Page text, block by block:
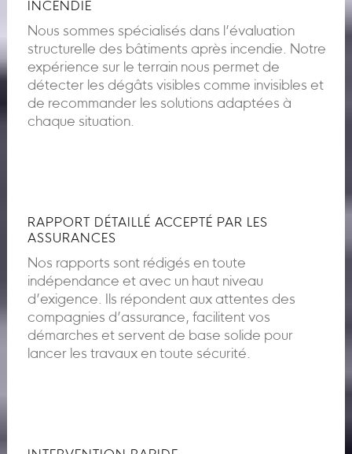
INCENDIE
Nous sommes spécialisés dans l’évaluation
structurelle des bâtiments après incendie. Notre
expérience sur le terrain nous permet de
détecter les dégâts visibles comme invisibles et
de recommander les solutions adaptées à
chaque situation.
RAPPORT DÉTAILLÉ ACCEPTÉ PAR LES
ASSURANCES
Nos rapports sont rédigés en toute
indépendance et avec un haut niveau
d’exigence. Ils répondent aux attentes des
compagnies d’assurance, facilitent vos
démarches et servent de base solide pour
lancer les travaux en toute sécurité.